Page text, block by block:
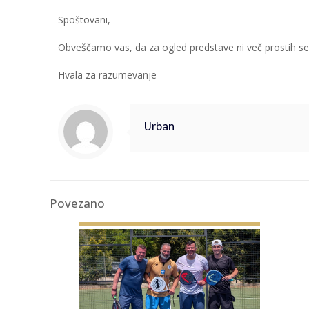
Spoštovani,
Obveščamo vas, da za ogled predstave ni več prostih
Hvala za razumevanje
Urban
Povezano